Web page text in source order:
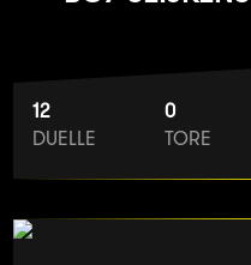
12
DUELLE
0
TORE